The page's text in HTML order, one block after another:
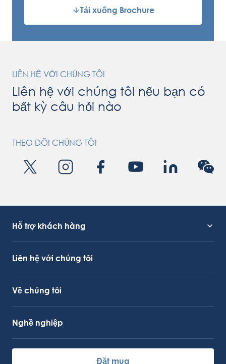
Tải xuống Brochure
LIÊN HỆ VỚI CHÚNG TÔI
Liên hệ với chúng tôi nếu bạn có
bất kỳ câu hỏi nào
THEO DÕI CHÚNG TÔI
Hỗ trợ khách hàng
Liên hệ với chúng tôi
Về chúng tôi
Nghề nghiệp
Đặt mua